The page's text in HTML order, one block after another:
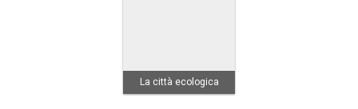
La città ecologica